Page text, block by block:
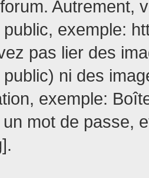
Autrement,
exemple:
pas lier des
ni des
exemple:
mot de passe,